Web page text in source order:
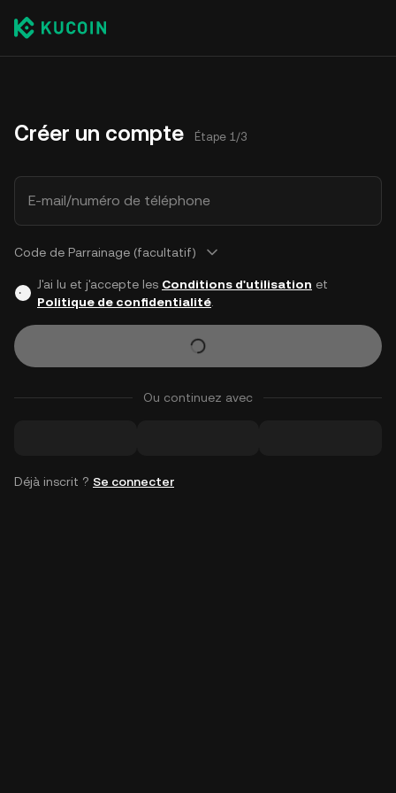
Créer un compte Étape 1/3
E-mail/numéro de téléphone
Code de Parrainage (facultatif)
J'ai lu et j'accepte les Conditions d'utilisation et
Politique de confidentialité.
Ou continuez avec
Déjà inscrit ? Se connecter